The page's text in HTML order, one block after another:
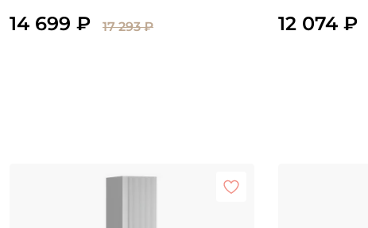
14 699 ₽ 17 293 ₽ 12 074 ₽